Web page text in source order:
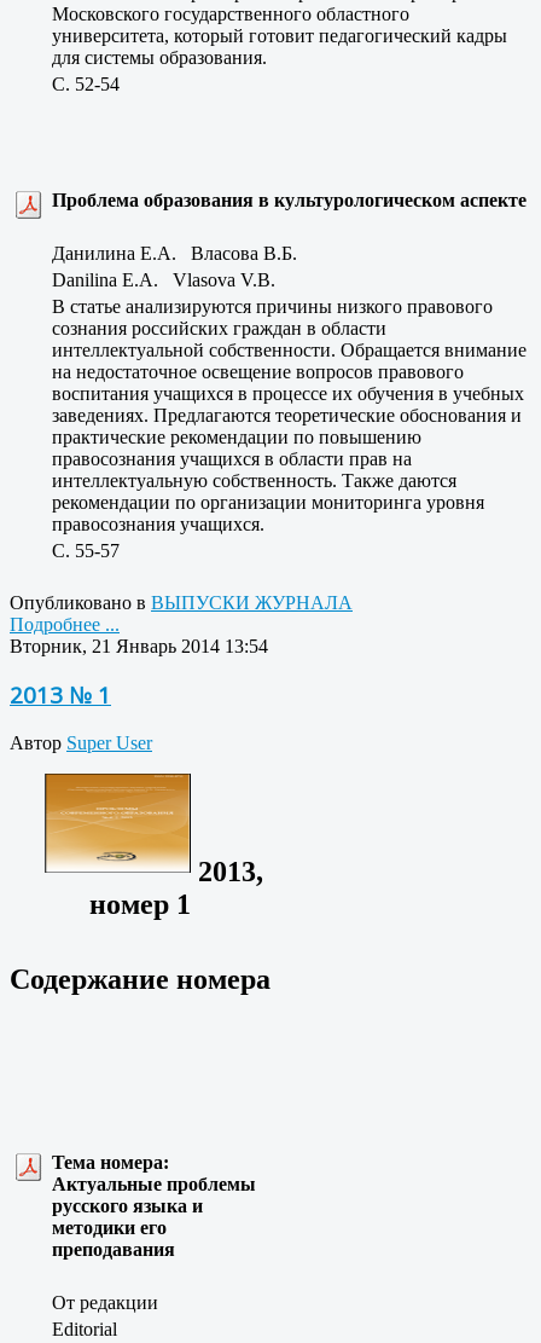
Московского государственного областного
университета, который готовит педагогический кадры
для системы образования.
C. 52-54
Проблема образования в культурологическом аспекте
Данилина Е.А. Власова В.Б.
Danilina E.A. Vlasova V.B.
В статье анализируются причины низкого правового
сознания российских граждан в области
интеллектуальной собственности. Обращается внимание
на недостаточное освещение вопросов правового
воспитания учащихся в процессе их обучения в учебных
заведениях. Предлагаются теоретические обоснования и
практические рекомендации по повышению
правосознания учащихся в области прав на
интеллектуальную собственность. Также даются
рекомендации по организации мониторинга уровня
правосознания учащихся.
C. 55-57
Опубликовано в ВЫПУСКИ ЖУРНАЛА
Подробнее ...
Вторник, 21 Январь 2014 13:54
2013 № 1
Автор Super User
2013,
номер 1
Содержание номера
Тема номера:
Актуальные проблемы
русского языка и
методики его
преподавания
От редакции
Editorial